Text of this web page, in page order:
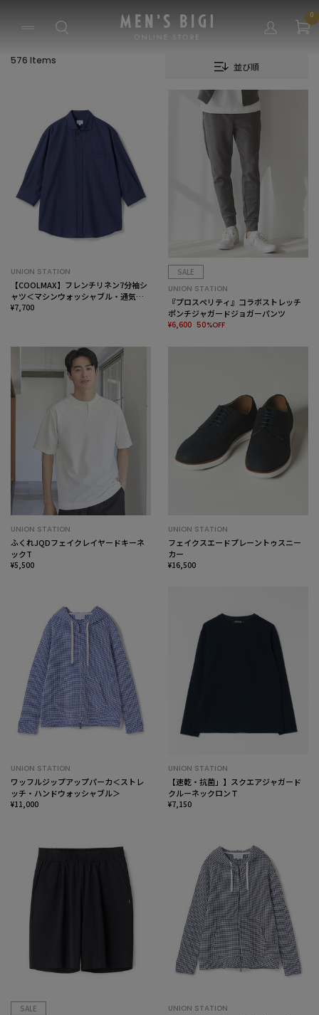
0
576 Items 並び順
UNION STATION
【COOLMAX】フレンチリネン7分袖シ
ャツ＜マシンウォッシャブル・通気性
＞
¥7,700
SALE
UNION STATION
『プロスペリティ』コラボストレッチ
ポンチジャガードジョガーパンツ
¥6,600 50%OFF
UNION STATION
ふくれJQDフェイクレイヤードキーネ
ックT
¥5,500
UNION STATION
フェイクスエードプレーントゥスニー
カー
¥16,500
UNION STATION
ワッフルジップアップパーカ＜ストレ
ッチ・ハンドウォッシャブル＞
¥11,000
UNION STATION
【速乾・抗菌」】スクエアジャガード
クルーネックロンＴ
¥7,150
SALE
UNION STATION